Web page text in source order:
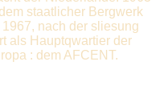
staatlicher Bergwerk
1967, nach der sliesung
als Hauptqwartier der
: dem AFCENT.